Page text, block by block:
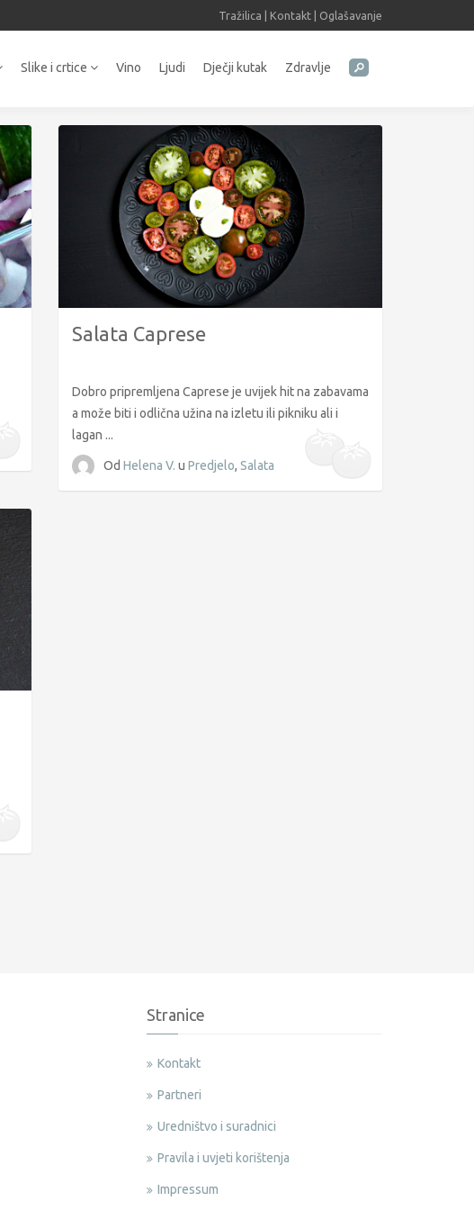
Tražilica Kontakt Oglašavanje
Slike i crtice Vino Ljudi Dječji kutak Zdravlje
Salata Caprese
Dobro pripremljena Caprese je uvijek hit na zabavama
a može biti i odlična užina na izletu ili pikniku ali i
lagan ...
Od Helena V. u Predjelo, Salata
Stranice
Kontakt
Partneri
Uredništvo i suradnici
Pravila i uvjeti korištenja
Impressum